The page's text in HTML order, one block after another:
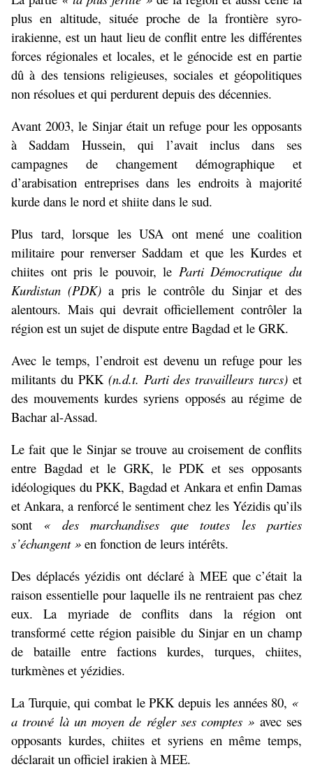
plus en altitude, située proche de la frontière syro-
irakienne, est un haut lieu de conflit entre les différentes
forces régionales et locales, et le génocide est en partie
dû à des tensions religieuses, sociales et géopolitiques
non résolues et qui perdurent depuis des décennies.
Avant 2003, le Sinjar était un refuge pour les opposants
à Saddam Hussein, qui l’avait inclus dans ses
campagnes de changement démographique et
d’arabisation entreprises dans les endroits à majorité
kurde dans le nord et shiite dans le sud.
Plus tard, lorsque les USA ont mené une coalition
militaire pour renverser Saddam et que les Kurdes et
chiites ont pris le pouvoir, le Parti Démocratique du
Kurdistan (PDK) a pris le contrôle du Sinjar et des
alentours. Mais qui devrait officiellement contrôler la
région est un sujet de dispute entre Bagdad et le GRK.
Avec le temps, l’endroit est devenu un refuge pour les
militants du PKK (n.d.t. Parti des travailleurs turcs) et
des mouvements kurdes syriens opposés au régime de
Bachar al-Assad.
Le fait que le Sinjar se trouve au croisement de conflits
entre Bagdad et le GRK, le PDK et ses opposants
idéologiques du PKK, Bagdad et Ankara et enfin Damas
et Ankara, a renforcé le sentiment chez les Yézidis qu’ils
sont « des marchandises que toutes les parties
s’échangent » en fonction de leurs intérêts.
Des déplacés yézidis ont déclaré à MEE que c’était la
raison essentielle pour laquelle ils ne rentraient pas chez
eux. La myriade de conflits dans la région ont
transformé cette région paisible du Sinjar en un champ
de bataille entre factions kurdes, turques, chiites,
turkmènes et yézidies.
La Turquie, qui combat le PKK depuis les années 80, «
a trouvé là un moyen de régler ses comptes » avec ses
opposants kurdes, chiites et syriens en même temps,
déclarait un officiel irakien à MEE.